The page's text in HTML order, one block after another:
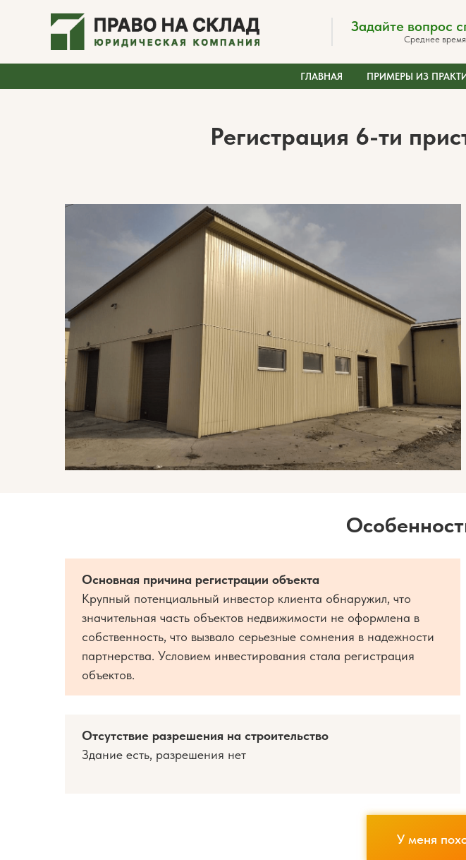
Среднее
Задайте вопрос
ГЛАВНАЯ ПРИМЕРЫ ИЗ
Регистрация 6-ти
Основная причина регистрации объекта
Крупный потенциальный инвестор клиента обнаружил, что
значительная часть объектов недвижимости не оформлена в
собственность, что вызвало серьезные сомнения в надежности
партнерства. Условием инвестирования стала регистрация
объектов.
У меня
Отсутствие разрешения на строительство
Здание есть, разрешения нет